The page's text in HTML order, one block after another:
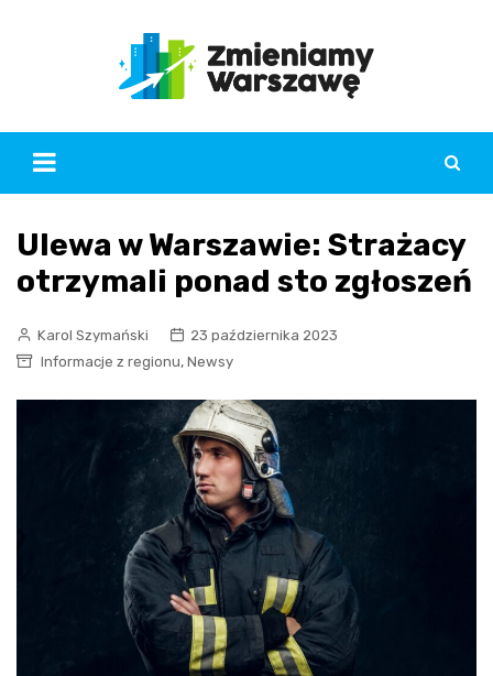
Ulewa w Warszawie: Strażacy
otrzymali ponad sto zgłoszeń
Karol Szymański
23 października 2023
Informacje z regionu, Newsy